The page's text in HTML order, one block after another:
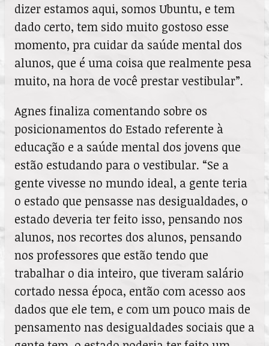
dizer estamos aqui, somos Ubuntu, e tem
dado certo, tem sido muito gostoso esse
momento, pra cuidar da saúde mental dos
alunos, que é uma coisa que realmente pesa
muito, na hora de você prestar vestibular”.
Agnes finaliza comentando sobre os
posicionamentos do Estado referente à
educação e a saúde mental dos jovens que
estão estudando para o vestibular. “Se a
gente vivesse no mundo ideal, a gente teria
o estado que pensasse nas desigualdades, o
estado deveria ter feito isso, pensando nos
alunos, nos recortes dos alunos, pensando
nos professores que estão tendo que
trabalhar o dia inteiro, que tiveram salário
cortado nessa época, então com acesso aos
dados que ele tem, e com um pouco mais de
pensamento nas desigualdades sociais que a